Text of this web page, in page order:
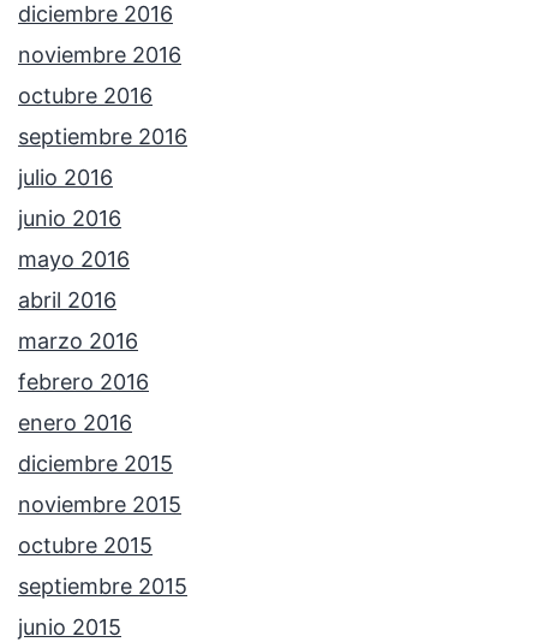
diciembre 2016
noviembre 2016
octubre 2016
septiembre 2016
julio 2016
junio 2016
mayo 2016
abril 2016
marzo 2016
febrero 2016
enero 2016
diciembre 2015
noviembre 2015
octubre 2015
septiembre 2015
junio 2015